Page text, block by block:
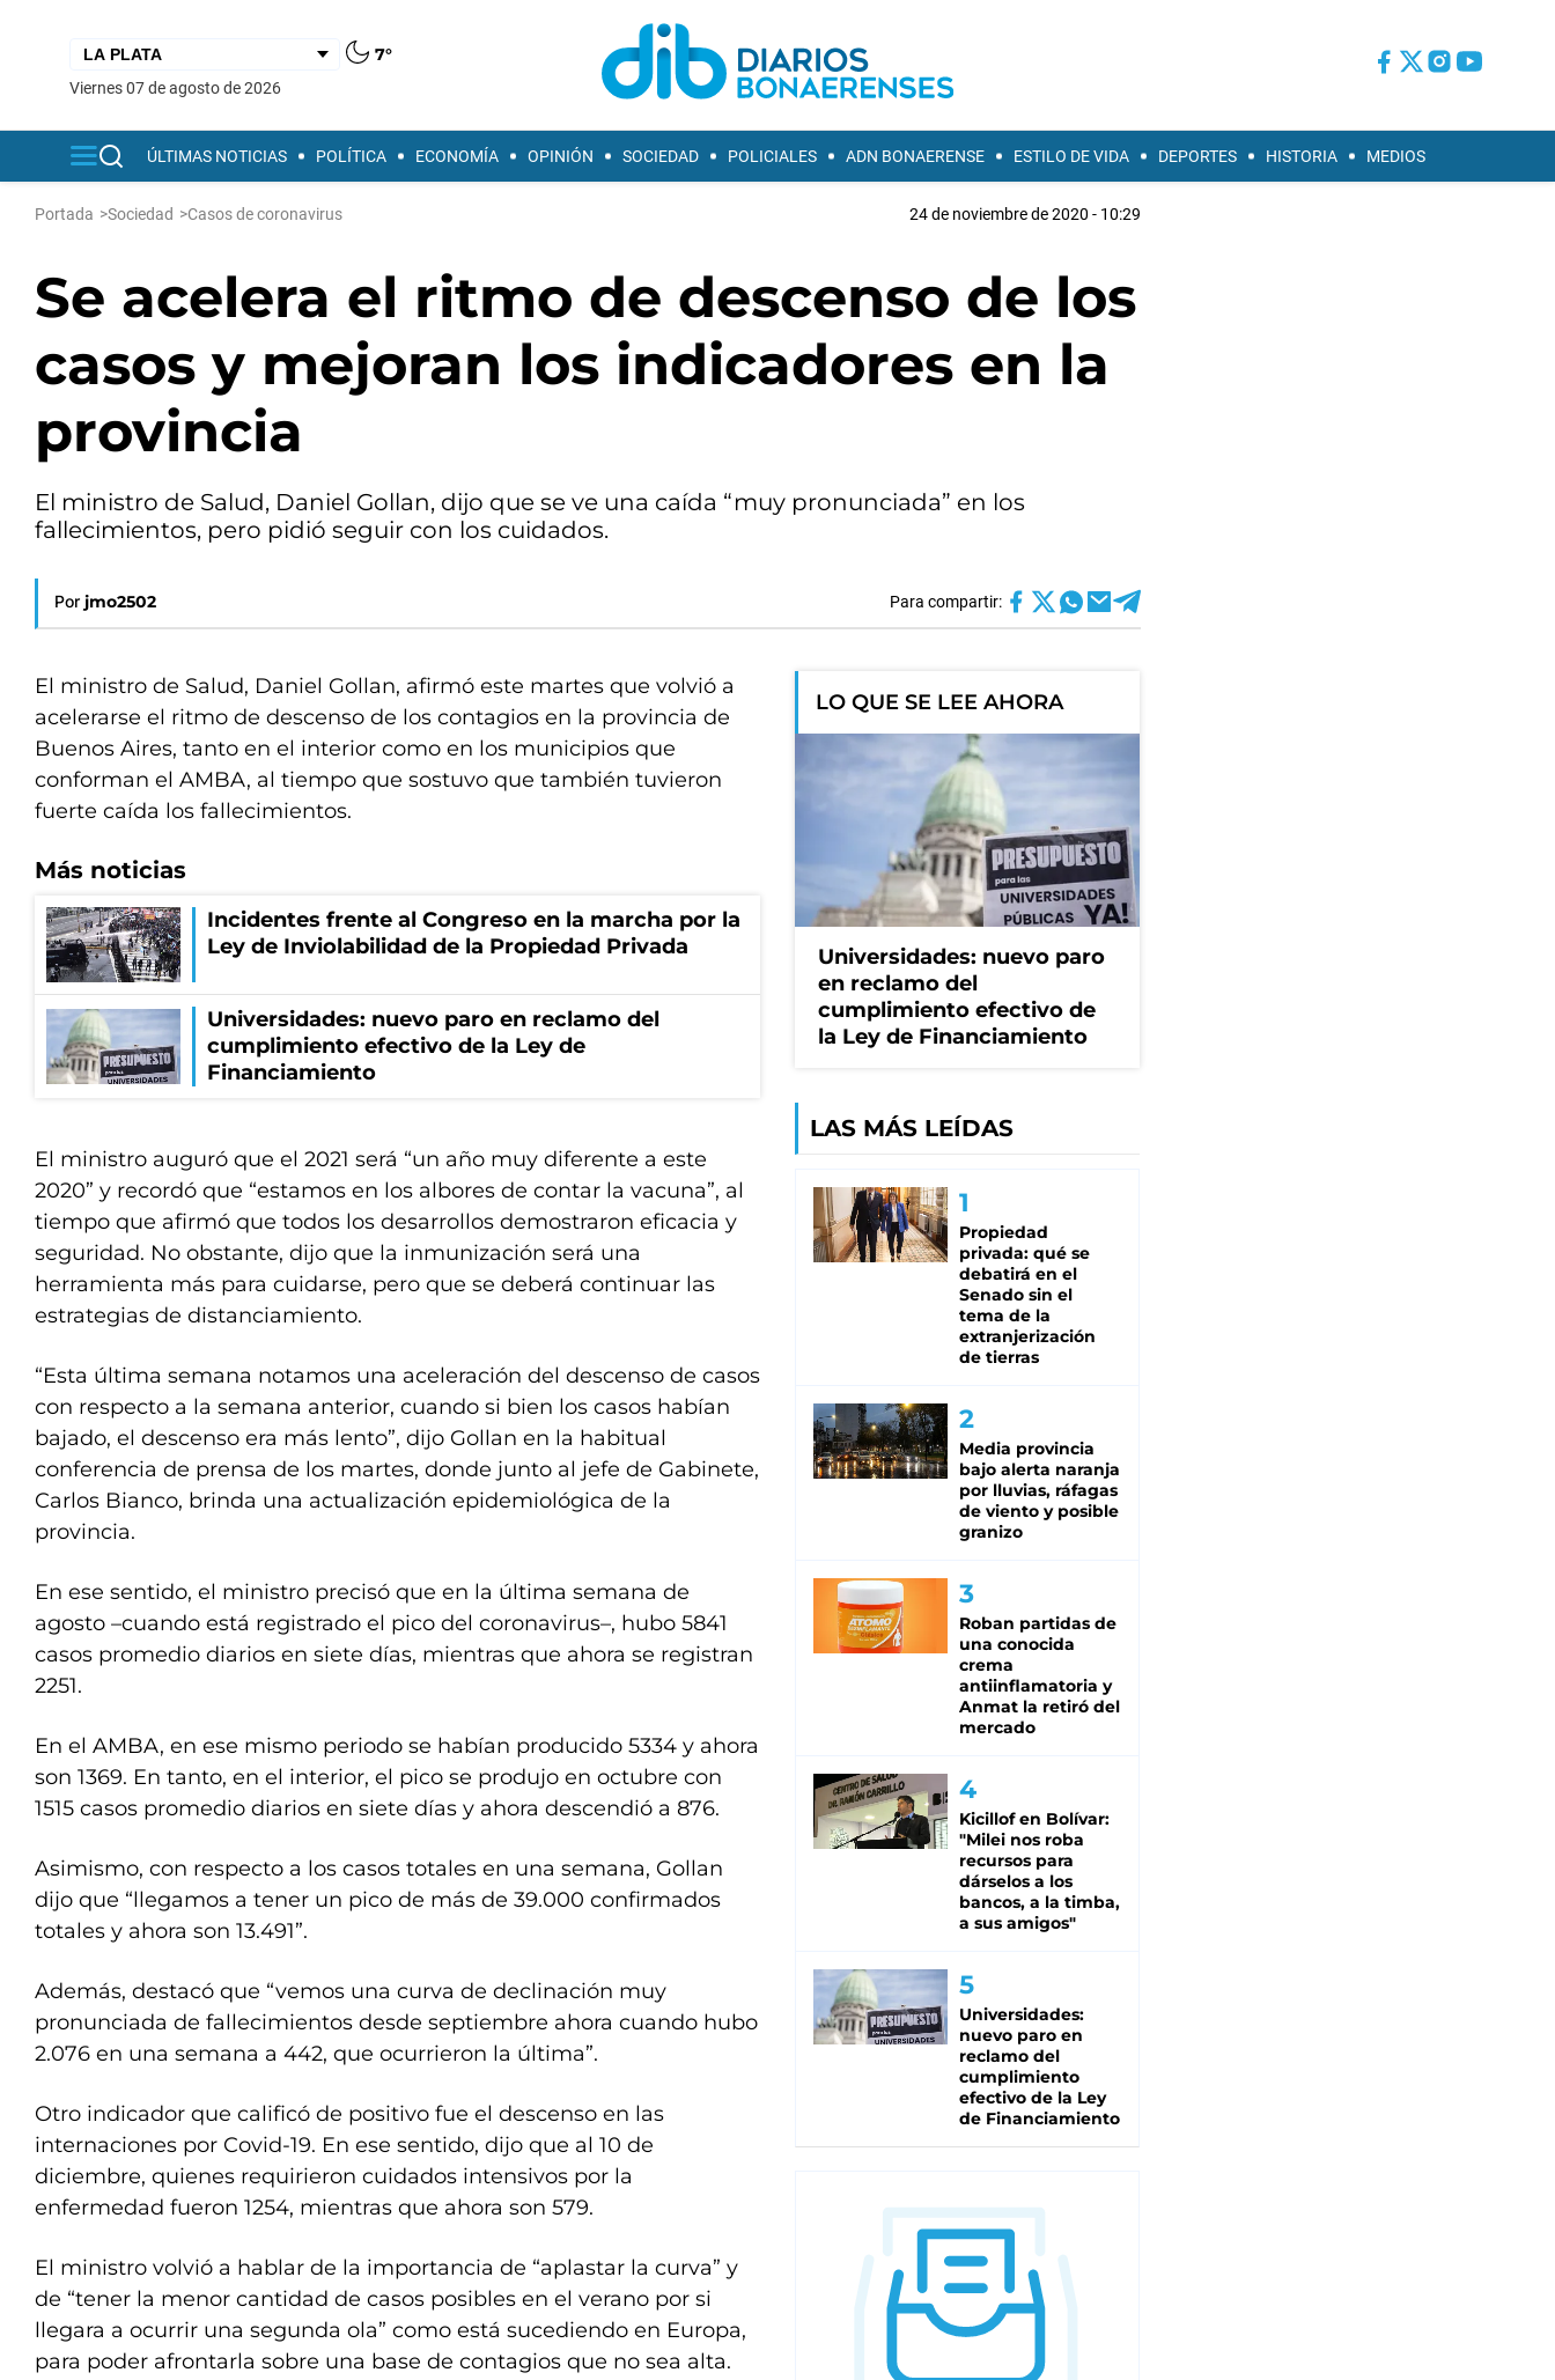
7°
viernes 07 de agosto de 2026
ÚLTIMAS NOTICIAS POLÍTICA ECONOMÍA OPINIÓN SOCIEDAD POLICIALES ADN BONAERENSE ESTILO DE VIDA DEPORTES HISTORIA MEDIOS
Portada >Sociedad >Casos de coronavirus 24 de noviembre de 2020 - 10:29
Se acelera el ritmo de descenso de los
casos y mejoran los indicadores en la
provincia
El ministro de Salud, Daniel Gollan, dijo que se ve una caída “muy pronunciada” en los
fallecimientos, pero pidió seguir con los cuidados.
Por jmo2502 Para compartir:
El ministro de Salud, Daniel Gollan, afirmó este martes que volvió a
acelerarse el ritmo de descenso de los contagios en la provincia de
Buenos Aires, tanto en el interior como en los municipios que
conforman el AMBA, al tiempo que sostuvo que también tuvieron
fuerte caída los fallecimientos.
Más noticias
Incidentes frente al Congreso en la marcha por la
Ley de Inviolabilidad de la Propiedad Privada
Universidades: nuevo paro en reclamo del
cumplimiento efectivo de la Ley de
Financiamiento
El ministro auguró que el 2021 será “un año muy diferente a este
2020” y recordó que “estamos en los albores de contar la vacuna”, al
tiempo que afirmó que todos los desarrollos demostraron eficacia y
seguridad. No obstante, dijo que la inmunización será una
herramienta más para cuidarse, pero que se deberá continuar las
estrategias de distanciamiento.
“Esta última semana notamos una aceleración del descenso de casos
con respecto a la semana anterior, cuando si bien los casos habían
bajado, el descenso era más lento”, dijo Gollan en la habitual
conferencia de prensa de los martes, donde junto al jefe de Gabinete,
Carlos Bianco, brinda una actualización epidemiológica de la
provincia.
En ese sentido, el ministro precisó que en la última semana de
agosto –cuando está registrado el pico del coronavirus–, hubo 5841
casos promedio diarios en siete días, mientras que ahora se registran
2251.
En el AMBA, en ese mismo periodo se habían producido 5334 y ahora
son 1369. En tanto, en el interior, el pico se produjo en octubre con
1515 casos promedio diarios en siete días y ahora descendió a 876.
Asimismo, con respecto a los casos totales en una semana, Gollan
dijo que “llegamos a tener un pico de más de 39.000 confirmados
totales y ahora son 13.491”.
Además, destacó que “vemos una curva de declinación muy
pronunciada de fallecimientos desde septiembre ahora cuando hubo
2.076 en una semana a 442, que ocurrieron la última”.
Otro indicador que calificó de positivo fue el descenso en las
internaciones por Covid-19. En ese sentido, dijo que al 10 de
diciembre, quienes requirieron cuidados intensivos por la
enfermedad fueron 1254, mientras que ahora son 579.
El ministro volvió a hablar de la importancia de “aplastar la curva” y
de “tener la menor cantidad de casos posibles en el verano por si
llegara a ocurrir una segunda ola” como está sucediendo en Europa,
para poder afrontarla sobre una base de contagios que no sea alta.
LO QUE SE LEE AHORA
Universidades: nuevo paro
en reclamo del
cumplimiento efectivo de
la Ley de Financiamiento
LAS MÁS LEÍDAS
Propiedad
privada: qué se
debatirá en el
Senado sin el
tema de la
extranjerización
de tierras
Media provincia
bajo alerta naranja
por lluvias, ráfagas
de viento y posible
granizo
Roban partidas de
una conocida
crema
antiinflamatoria y
Anmat la retiró del
mercado
Kicillof en Bolívar:
"Milei nos roba
recursos para
dárselos a los
bancos, a la timba,
a sus amigos"
Universidades:
nuevo paro en
reclamo del
cumplimiento
efectivo de la Ley
de Financiamiento